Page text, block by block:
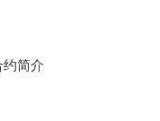
简介